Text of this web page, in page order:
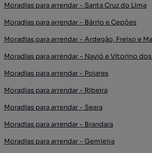
Moradias para arrendar - Santa Cruz do Lima
Moradias para arrendar - Bárrio e Cepões
Moradias para arrendar - Ardegão, Freixo e
Moradias para arrendar - Navió e Vitorino dos
Moradias para arrendar - Poiares
Moradias para arrendar - Ribeira
Moradias para arrendar - Seara
Moradias para arrendar - Brandara
Moradias para arrendar - Gemieira